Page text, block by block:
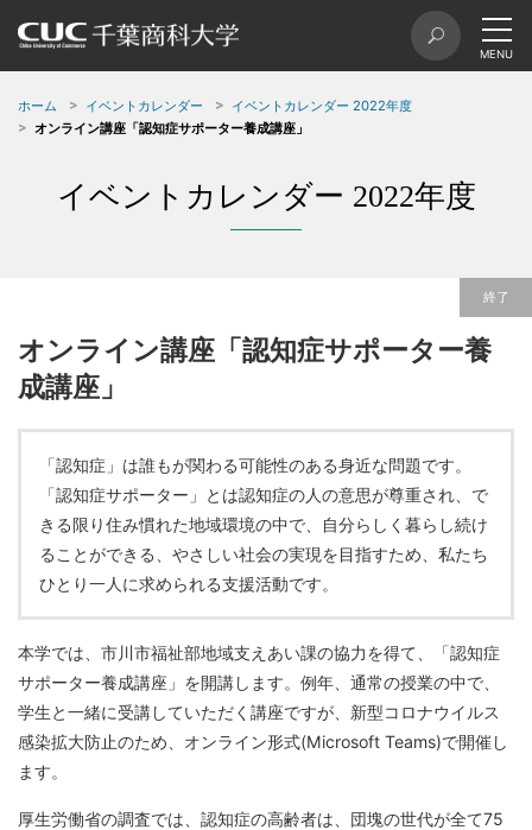
ホーム イベントカレンダー
イベントカレンダー 2022年度
オンライン講座「認知症サポーター養成講座」
イベントカレンダー 2022年度
オンライン講座「認知症サポーター養
成講座」
「認知症」は誰もが関わる可能性のある身近な問題です。
「認知症サポーター」とは認知症の人の意思が尊重され、で
きる限り住み慣れた地域環境の中で、自分らしく暮らし続け
ることができる、やさしい社会の実現を目指すため、私たち
ひとり一人に求められる支援活動です。
本学では、市川市福祉部地域支えあい課の協力を得て、「認知症
サポーター養成講座」を開講します。例年、通常の授業の中で、
学生と一緒に受講していただく講座ですが、新型コロナウイルス
感染拡大防止のため、オンライン形式(Microsoft Teams)で開催し
ます。
厚生労働省の調査では、認知症の高齢者は、団塊の世代が全て75
終了